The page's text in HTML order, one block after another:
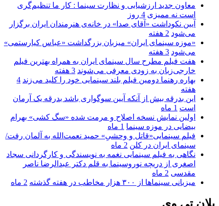
معاون جدید ارزشیابی و نظارت سینما : کار ما تنظیم‌گری
است نه ممیزی 4 روز
آیین نکوداشت «آقای صدا» در خانه‌ی هنرمندان ایران برگزار
می‌شود 2 هفته
«موزه سینمای ایران» میزبان بزرگداشت «عباس کیارستمی»
می‌شود 3 هفته
هفت فیلم مطرح سال سینمای ایران به همراه بهترین فیلم
خارجی‌زبان به زودی معرفی می‌شوند 3 هفته
بهاره رهنما دومین فیلم بلند سینمایی خود را کلید می‌زند 4
هفته
این بدرقه بیش از آنکه آیین سوگواری باشد بدرقه یک آرمان
است 1 ماه
اولین نمایش نسخه اصلاح و مرمت شده «سگ کشی» بهرام
بیضایی در موزه سینما 1 ماه
فیلم سینمایی«قاتل و وحشیِ» حمید نعمت‌الله به آلمان رفت/
سینمای ایران در کلن 2 ماه
نگاهی به فیلم سینمایی نغمه به نویسندگی و کارگردانی سجاد
اصغری از دریچه نوروسینما به قلم دکتر عبدالرضا ناصر
مقدسی 2 ماه
میزبانی سینماها از ۳۰۰ هزار مخاطب در هفته گذشته
2 ماه
پلان تی وی